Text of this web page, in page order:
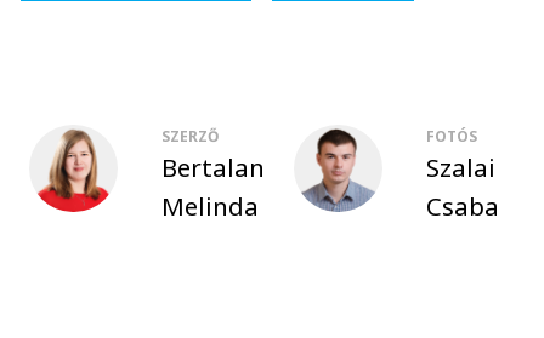
SZERZŐ
Bertalan
Melinda
FOTÓS
Szalai
Csaba